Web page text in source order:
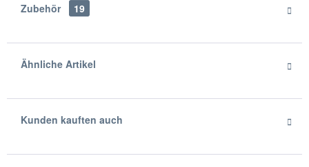
Zubehör 19
Ähnliche Artikel
Kunden kauften auch